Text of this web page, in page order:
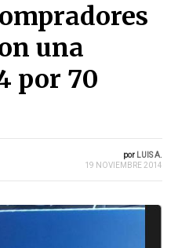
una
por 70
por LUIS A.
19 NOVIEMBRE 2014